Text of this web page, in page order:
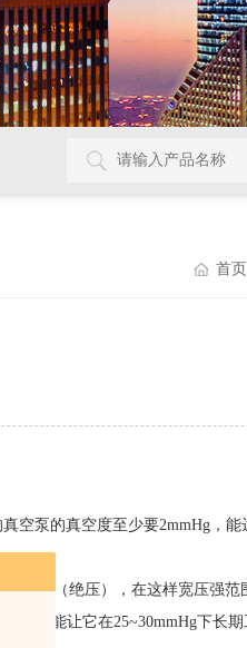
首页
泵的真空度至少要2mmHg，能
（绝压），在这样宽压强范
而不能让它在25~30mmHg下长期